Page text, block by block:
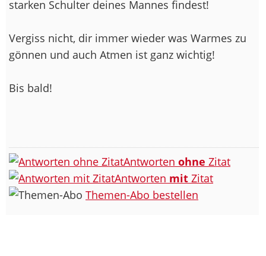
starken Schulter deines Mannes findest!
Vergiss nicht, dir immer wieder was Warmes zu
gönnen und auch Atmen ist ganz wichtig!
Bis bald!
Antworten ohne Zitat
Antworten mit Zitat
Themen-Abo bestellen